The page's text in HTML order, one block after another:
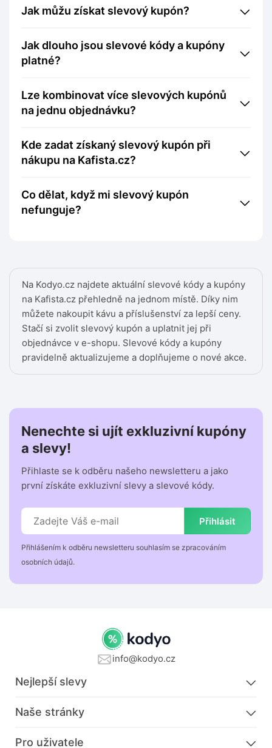
Na Kodyo.cz najdete aktuální slevové kódy a kupóny
na Kafista.cz přehledně na jednom místě. Díky nim
můžete nakoupit kávu a příslušenství za lepší ceny.
Stačí si zvolit slevový kupón a uplatnit jej při
objednávce v e-shopu. Slevové kódy a kupóny
pravidelně aktualizujeme a doplňujeme o nové akce.
Jak můžu získat slevový kupón?
Jak dlouho jsou slevové kódy a kupóny
platné?
Lze kombinovat více slevových kupónů
na jednu objednávku?
Kde zadat získaný slevový kupón při
nákupu na Kafista.cz?
Co dělat, když mi slevový kupón
nefunguje?
Nenechte si ujít exkluzivní kupóny
a slevy!
Přihlaste se k odběru našeho newsletteru a jako
první získáte exkluzivní slevy a slevové kódy.
Přihlásit
Přihlášením k odběru newsletteru souhlasím se zpracováním
osobních údajů.
info@kodyo.cz
Nejlepší slevy
Naše stránky
Pro uživatele